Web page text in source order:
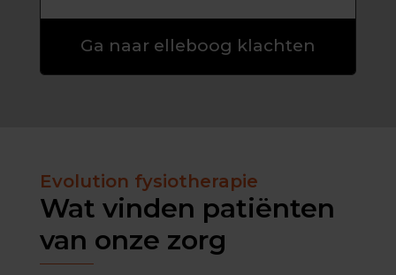
Ga naar elleboog klachten
Evolution fysiotherapie
Wat vinden patiënten
van onze zorg